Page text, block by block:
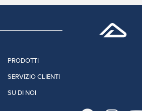
PRODOTTI
SERVIZIO CLIENTI
SU DI NOI